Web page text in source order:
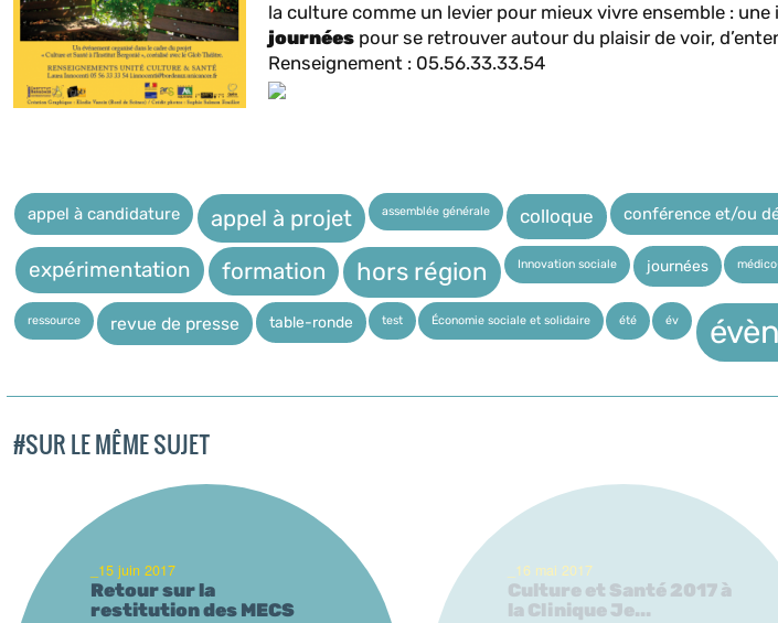
la culture comme un levier pour mieux vivre ensemble :
journées pour se retrouver autour du plaisir de voir,
Renseignement : 05.56.33.33.54
appel à candidature appel à projet assemblée générale colloque conférence et/ou
expérimentation formation hors région Innovation sociale journées
ressource revue de presse table-ronde test Économie sociale et solidaire été év
#SUR LE MÊME SUJET
_15 juin 2017
Retour sur la
restitution des MECS
_16 mai 2017
Culture et Santé 2017 à
la Clinique Je...